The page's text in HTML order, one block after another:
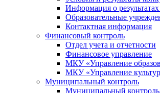
Информация о
Образовательные
Контактная информация
Финансовый контроль
Отдел учета и отчетности
Финансовое управление
МКУ «Управление
МКУ «Управление
Муниципальный контроль
Муниципальный контроль